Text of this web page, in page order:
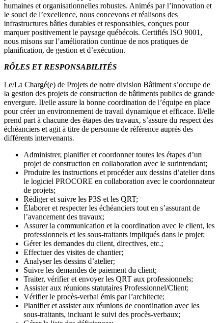
humaines et organisationnelles robustes. Animés par l’innovation et
le souci de l’excellence, nous concevons et réalisons des
infrastructures bâties durables et responsables, conçues pour
marquer positivement le paysage québécois. Certifiés ISO 9001,
nous misons sur l’amélioration continue de nos pratiques de
planification, de gestion et d’exécution.
RÔLES ET RESPONSABILITÉS
Le/La Chargé(e) de Projets de notre division Bâtiment s’occupe de
la gestion des projets de construction de bâtiments publics de grande
envergure. Il/elle assure la bonne coordination de l’équipe en place
pour créer un environnement de travail dynamique et efficace. Il/elle
prend part à chacune des étapes des travaux, s’assure du respect des
échéanciers et agit à titre de personne de référence auprès des
différents intervenants.
Administrer, planifier et coordonner toutes les étapes d’un
projet de construction en collaboration avec le surintendant;
Produire les instructions et procéder aux dessins d’atelier dans
le logiciel PROCORE en collaboration avec le coordonnateur
de projets;
Rédiger et suivre les P3S et les QRT;
Élaborer et respecter les échéanciers tout en s’assurant de
l’avancement des travaux;
Assurer la communication et la coordination avec le client, les
professionnels et les sous-traitants impliqués dans le projet;
Gérer les demandes du client, directives, etc.;
Effectuer des visites de chantier;
Analyser les dessins d’atelier;
Suivre les demandes de paiement du client;
Traiter, vérifier et envoyer les QRT aux professionnels;
Assister aux réunions statutaires Professionnel/Client;
Vérifier le procès-verbal émis par l’architecte;
Planifier et assister aux réunions de coordination avec les
sous-traitants, incluant le suivi des procès-verbaux;